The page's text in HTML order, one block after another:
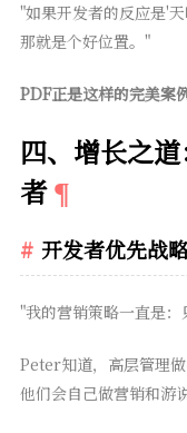
"如果开发者的反应是'
那就是个好位置。"
PDF正是这样的完美案
四、增长之
者
开发者优先战
"我的营销策略一直是
Peter知道，高层管理做
他们会自己做营销和游说